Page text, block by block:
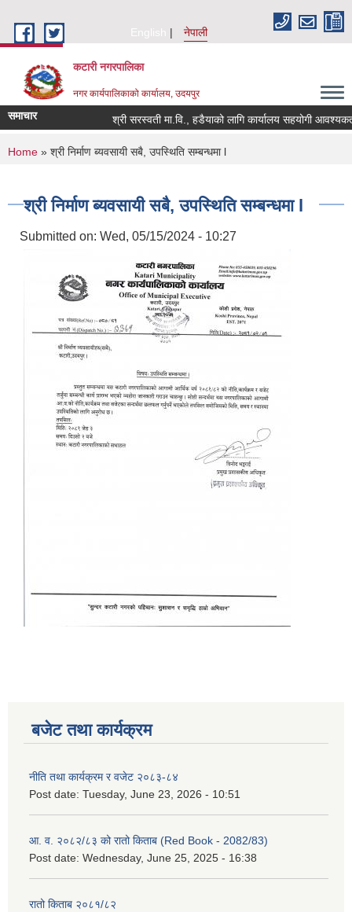
English
नेपाली
कटारी नगरपालिका
नगर कार्यपालिकाको कार्यालय, उदयपुर
समाचार श्री सरस्वती मा.वि., हडैयाको लागि कार्यालय सहयोगी आवश्यकता
You are here
Home » श्री निर्माण ब्यवसायी सबै, उपस्थिति सम्बन्धमा l
श्री निर्माण ब्यवसायी सबै, उपस्थिति सम्बन्धमा l
Submitted on: Wed, 05/15/2024 - 10:27
बजेट तथा कार्यक्रम
नीति तथा कार्यक्रम र वजेट २०८३-८४
Post date: Tuesday, June 23, 2026 - 10:51
आ. व. २०८२/८३ को रातो किताब (Red Book - 2082/83)
Post date: Wednesday, June 25, 2025 - 16:38
रातो किताब २०८१/८२